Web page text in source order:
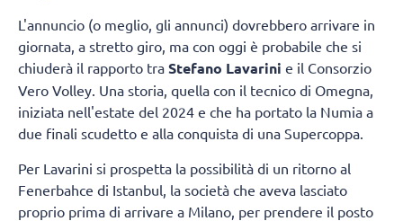
L'annuncio (o meglio, gli annunci) dovrebbero arrivare in
giornata, a stretto giro, ma con oggi è probabile che si
chiuderà il rapporto tra Stefano Lavarini e il Consorzio
Vero Volley. Una storia, quella con il tecnico di Omegna,
iniziata nell'estate del 2024 e che ha portato la Numia a
due finali scudetto e alla conquista di una Supercoppa.
Per Lavarini si prospetta la possibilità di un ritorno al
Fenerbahce di Istanbul, la società che aveva lasciato
proprio prima di arrivare a Milano, per prendere il posto